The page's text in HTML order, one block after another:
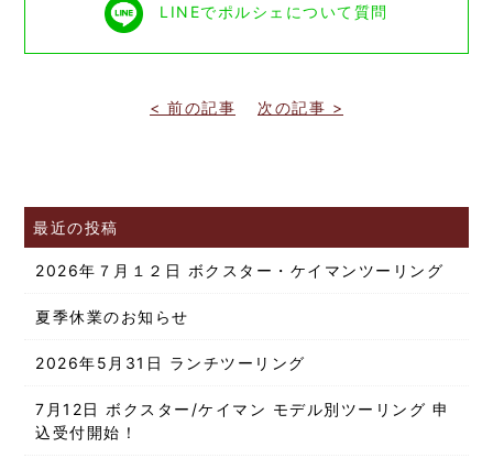
LINEでポルシェについて質問
< 前の記事 次の記事 >
最近の投稿
2026年７月１２日 ボクスター・ケイマンツーリング
夏季休業のお知らせ
2026年5月31日 ランチツーリング
7月12日 ボクスター/ケイマン モデル別ツーリング 申
込受付開始！